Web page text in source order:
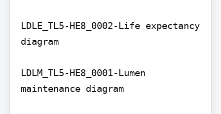
LDLE_TL5-HE8_0002-Life expectancy
diagram
LDLM_TL5-HE8_0001-Lumen
maintenance diagram